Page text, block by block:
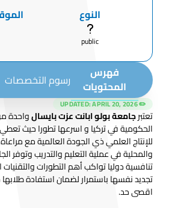
النوع
public
فهرس
المحتويات
رسوم التخصصات
✏️ UPDATED:
APRIL 20, 2026
تعتبرجامعة بولو ابانت عزت بايسالواحدة
الحكومية في تركيا و اسرعها تطورا حيث تعطي
للإنتاج العلمي ذي الجودة العالمية مع مراعاة
والمحلية في عملية التعليم والتدريب وتوفر
تنافسية دوليا تواكب أهم التطورات
تجديد نفسها باستمرار لضمان استفادة
اقصى حد.